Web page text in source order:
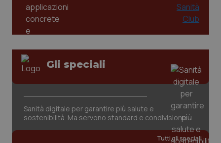
Gli speciali
Sanità digitale per garantire più salute e
sostenibilità. Ma servono standard e condivisione
Tutti gli speciali